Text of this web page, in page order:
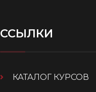
ССЫЛКИ
КАТАЛОГ КУРСОВ